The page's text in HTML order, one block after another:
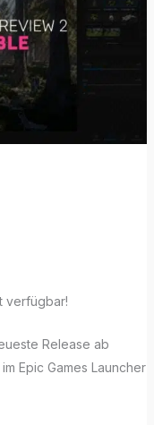
verfügbar!
Release ab
Epic Games Launcher